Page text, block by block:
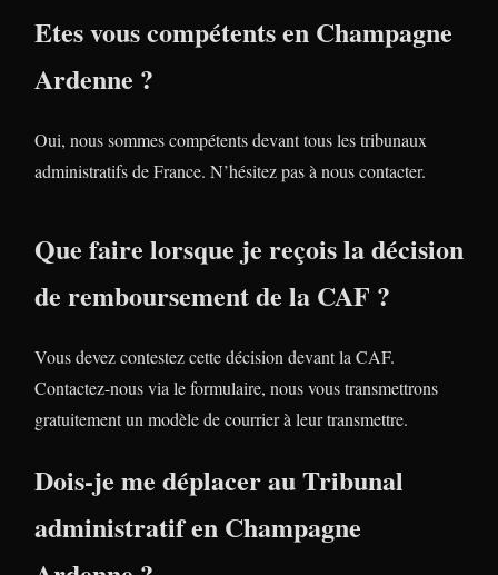
Etes vous compétents en Champagne
Ardenne ?
Oui, nous sommes compétents devant tous les tribunaux
administratifs de France. N’hésitez pas à nous contacter.
Que faire lorsque je reçois la décision
de remboursement de la CAF ?
Vous devez contestez cette décision devant la CAF.
Contactez-nous via le formulaire, nous vous transmettrons
gratuitement un modèle de courrier à leur transmettre.
Dois-je me déplacer au Tribunal
administratif en Champagne